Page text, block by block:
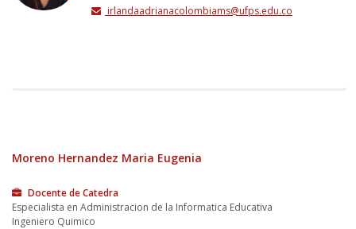
irlandaadrianacolombiams@ufps.edu.co
Moreno Hernandez Maria Eugenia
Docente de Catedra
Especialista en Administracion de la Informatica Educativa
Ingeniero Quimico